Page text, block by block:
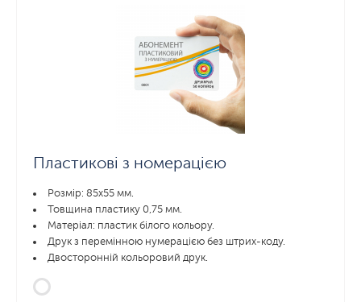
Пластикові з номерацією
Розмір: 85x55 мм.
Товщина пластику 0,75 мм.
Матеріал: пластик білого кольору.
Друк з перемінною нумерацією без штрих-коду.
Двосторонній кольоровий друк.